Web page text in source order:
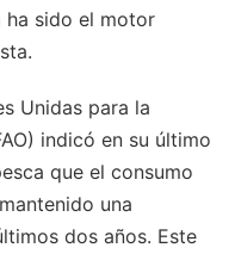
ha sido el motor
Unidas para la
indicó en su último
que el consumo
una
dos años. Este